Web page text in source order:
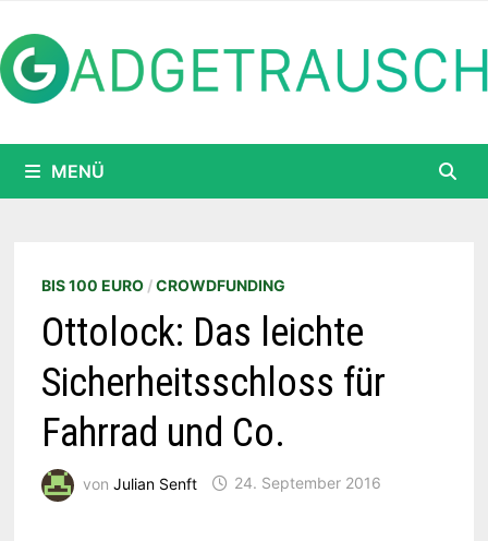
Inhalt
springen
MENÜ
BIS 100 EURO/CROWDFUNDING
Ottolock: Das leichte
Sicherheitsschloss für
Fahrrad und Co.
von Julian Senft 24. September 2016